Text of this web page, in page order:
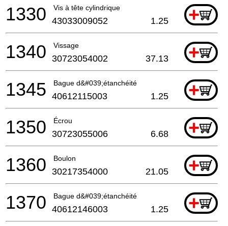
Vis à tête cylindrique +
1330 43033009052 1.25
Vissage +
1340 30723054002 37.13
Bague d&#039;étanchéité +
1345 40612115003 1.25
Écrou +
1350 30723055006 6.68
Boulon +
1360 30217354000 21.05
Bague d&#039;étanchéité +
1370 40612146003 1.25